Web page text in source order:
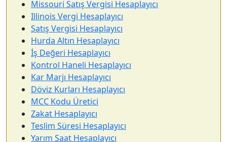
Missouri Satış Vergisi Hesaplayıcı
Illinois Vergi Hesaplayıcı
Satış Vergisi Hesaplayıcı
Hurda Altın Hesaplayıcı
İş Değeri Hesaplayıcı
Kontrol Haneli Hesaplayıcı
Kar Marjı Hesaplayıcı
Döviz Kurları Hesaplayıcı
MCC Kodu Üretici
Zakat Hesaplayıcı
Teslim Süresi Hesaplayıcı
Yarım Saat Hesaplayıcı